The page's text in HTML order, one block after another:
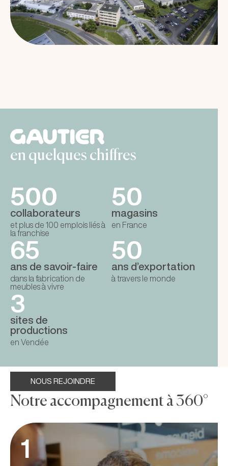
en quelques chiffres
500
collaborateurs
et plus de 100 emplois liés à
la franchise
50
magasins
en France
65
ans de savoir-faire
dans la fabrication de
meubles à vivre
50
ans d’exportation
à travers le monde
3
sites de
productions
en Vendée
Notre accompagnement à 360°
NOUS REJOINDRE
1